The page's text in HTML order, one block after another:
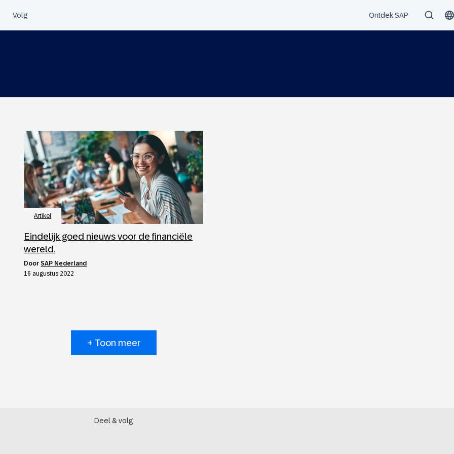
Artikel
Eindelijk goed nieuws voor de financiële
wereld.
doorSAP Nederland
16 augustus 2022
+ Toon meer
Deel & volg